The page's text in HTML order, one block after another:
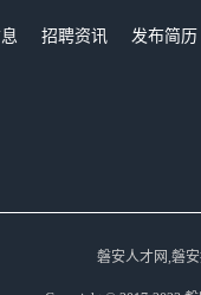
招聘资讯 发布简历
磐安人才网,磐